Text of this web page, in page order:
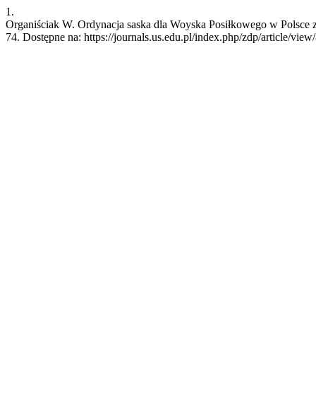
1.
Organiściak W. Ordynacja saska dla Woyska Posiłkowego w
74. Dostępne na: https://journals.us.edu.pl/index.php/zdp/article/